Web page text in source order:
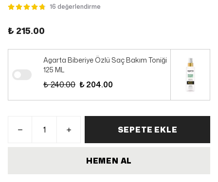
16 değerlendirme
₺ 215.00
Agarta Biberiye Özlü Saç Bakım Toniği
125 ML
₺ 240.00 ₺ 204.00
SEPETE EKLE
HEMEN AL